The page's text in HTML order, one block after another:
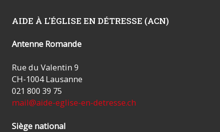
AIDE À L'ÉGLISE EN DÉTRESSE (ACN)
Antenne Romande
Rue du Valentin 9
CH-1004 Lausanne
021 800 39 75
mail@aide-eglise-en-detresse.ch
Siège national